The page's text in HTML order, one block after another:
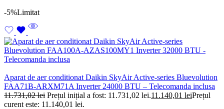
-5%Limitat
Aparat de aer conditionat Daikin SkyAir Active-series Bluevolution
FAA71B-ARXM71A Inverter 24000 BTU – Telecomanda inclusa
11.731,02lei Prețul inițial a fost: 11.731,02 lei.11.140,01 leiPrețul
curent este: 11.140,01 lei.